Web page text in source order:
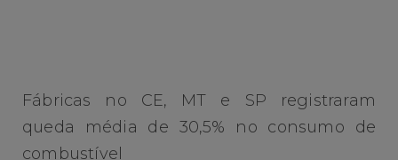
Fábricas no CE, MT e SP registraram
queda média de 30,5% no consumo de
combustível